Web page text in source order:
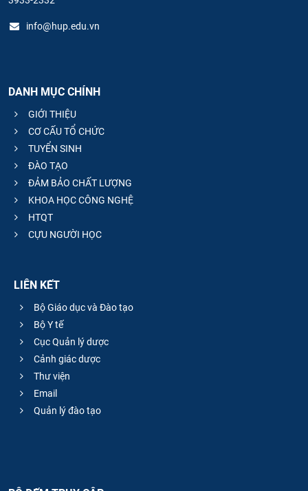
info@hup.edu.vn
DANH MỤC CHÍNH
GIỚI THIỆU
CƠ CẤU TỔ CHỨC
TUYỂN SINH
ĐÀO TẠO
ĐẢM BẢO CHẤT LƯỢNG
KHOA HỌC CÔNG NGHỆ
HTQT
CỰU NGƯỜI HỌC
LIÊN KẾT
Bộ Giáo dục và Đào tạo
Bộ Y tế
Cục Quản lý dược
Cảnh giác dược
Thư viện
Email
Quản lý đào tạo